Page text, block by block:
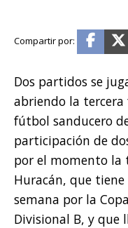
Dos partidos se
abriendo la
fútbol sanducero
participación de
por el momento la
Huracán, que
semana por la
Divisional B, y que